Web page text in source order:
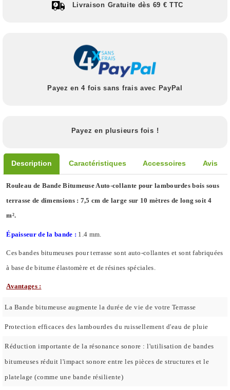
Livraison Gratuite dès 69 € TTC
Payez en 4 fois sans frais avec PayPal
Payez en plusieurs fois !
Description Caractéristiques Accessoires Avis
Rouleau de Bande Bitumeuse Auto-collante pour lambourdes bois sous
terrasse de dimensions : 7,5 cm de large sur 10 mètres de long soit 4
m².
Épaisseur de la bande : 1.4 mm.
Ces bandes bitumeuses pour terrasse sont auto-collantes et sont fabriquées
à base de bitume élastomère et de résines spéciales.
Avantages :
La Bande bitumeuse augmente la durée de vie de votre Terrasse
Protection efficaces des lambourdes du ruissellement d'eau de pluie
Réduction importante de la résonance sonore : l'utilisation de bandes
bitumeuses réduit l'impact sonore entre les pièces de structures et le
platelage (comme une bande résiliente)